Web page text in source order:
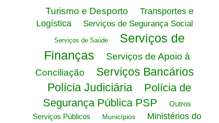
Turismo e Desporto
Transportes e
Logística
Serviços de Segurança Social
Serviços de Saúde
Serviços de
Finanças
Serviços de Apoio à
Conciliação
Serviços Bancários
Polícia Judiciária
Polícia de
Segurança Pública PSP
Outros
Serviços Públicos
Municípios
Ministérios do